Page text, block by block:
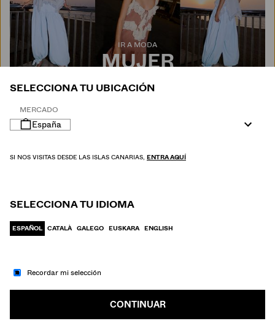
IR A MODA
MUJER
HOMBRE
SELECCIONA TU UBICACIÓN
MERCADO
España
SI NOS VISITAS DESDE LAS ISLAS CANARIAS, ENTRA AQUÍ
SELECCIONA TU IDIOMA
ESPAÑOL CATALÀ GALEGO EUSKARA ENGLISH
Recordar mi selección
CONTINUAR